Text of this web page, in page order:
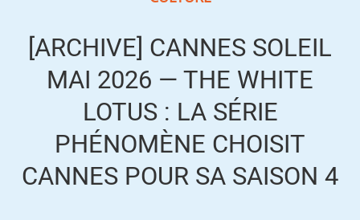
[ARCHIVE] CANNES SOLEIL
MAI 2026 — THE WHITE
LOTUS : LA SÉRIE
PHÉNOMÈNE CHOISIT
CANNES POUR SA SAISON 4